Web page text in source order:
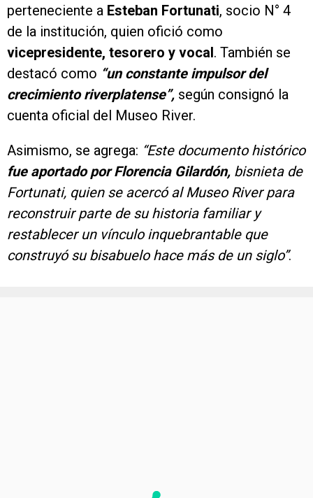
perteneciente a Esteban Fortunati, socio N° 4
de la institución, quien ofició como
vicepresidente, tesorero y vocal . También se
destacó como “un constante impulsor del
crecimiento riverplatense”, según consignó la
cuenta oficial del Museo River.
Asimismo, se agrega: “Este documento histórico
fue aportado por Florencia Gilardón, bisnieta de
Fortunati, quien se acercó al Museo River para
reconstruir parte de su historia familiar y
restablecer un vínculo inquebrantable que
construyó su bisabuelo hace más de un siglo”.